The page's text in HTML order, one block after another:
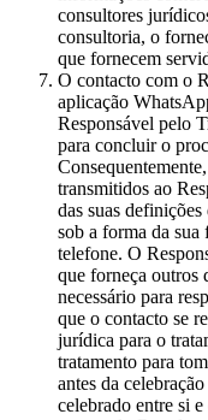
consultores
consultoria, o
que fornecem
O contacto com o
aplicação
Responsável pelo
para concluir o
transmitidos ao
das suas
sob a forma da
telefone. O
que forneça outros
necessário para
que o contacto se
jurídica para o
tratamento para
antes da
celebrado entre si